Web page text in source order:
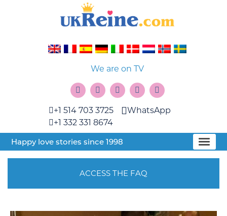
We are on TV
+1 514 703 3725
+1 332 331 8674
WhatsApp
Happy love stories since 1998
ACCESS THE FAQ